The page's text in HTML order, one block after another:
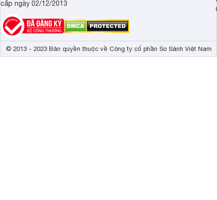
Xem toàn bộ nội dung
cấp ngày 02/12/2013
© 2013 - 2023 Bản quyền thuộc về Công ty cổ phần So Sánh Việt Nam